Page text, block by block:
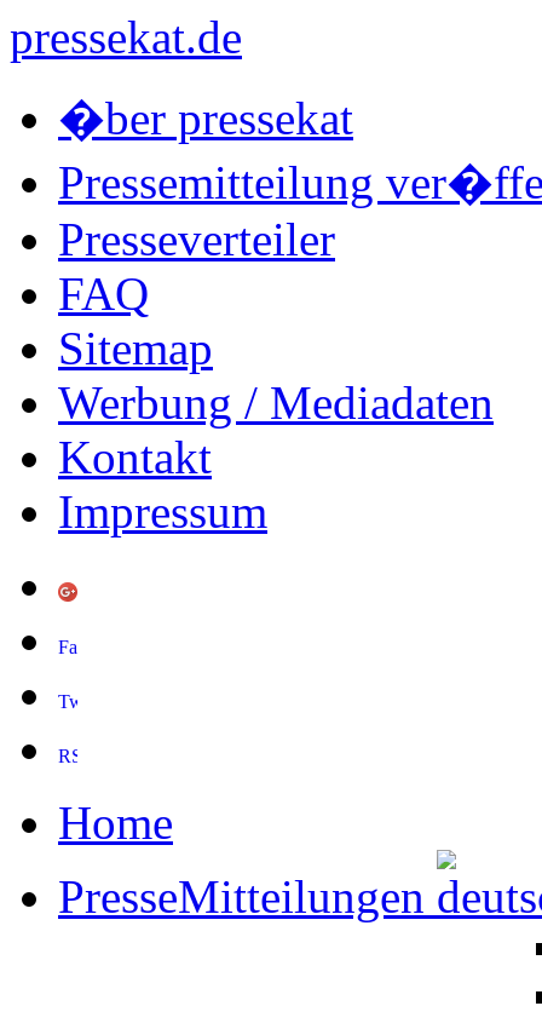
pressekat.de
�ber pressekat
Pressemitteilung
Presseverteiler
FAQ
Sitemap
Werbung / Mediadaten
Kontakt
Impressum
Home
PresseMitteilungen